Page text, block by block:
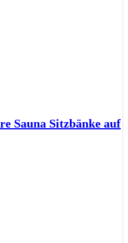
Sauna Sitzbänke auf